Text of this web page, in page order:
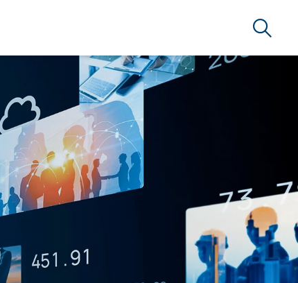
Suche